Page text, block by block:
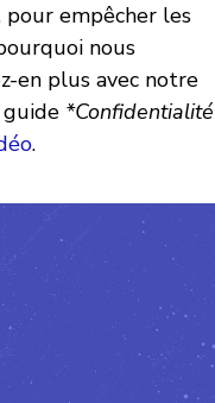
pour empêcher les
nous
en plus avec notre
*Confidentialité
.